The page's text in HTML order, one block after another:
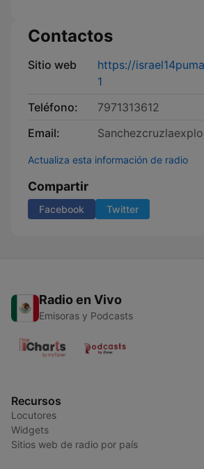
Contactos
Sitio web
https://
1
Teléfono:
7971313612
Email:
Actualiza esta información de radio
Compartir
Facebook Twitter
Radio en Vivo
Emisoras y Podcasts
Recursos
Locutores
Widgets
Sitios web de radio por país